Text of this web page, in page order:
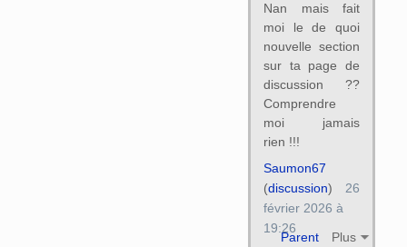
Nan mais fait
moi le de quoi
nouvelle section
sur ta page de
discussion ??
Comprendre
moi jamais
rien !!!
Parent Plus
Saumon67
(discussion)
26
février 2026 à
19:26